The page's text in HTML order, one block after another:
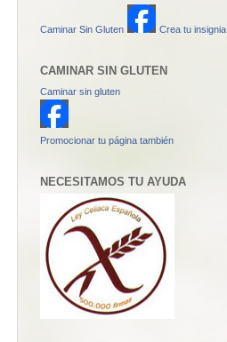
Caminar Sin Gluten Crea tu insignia
CAMINAR SIN GLUTEN
Caminar sin gluten
Promocionar tu página también
NECESITAMOS TU AYUDA